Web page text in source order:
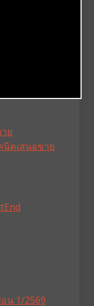
ย
คเสนอขาย
End
น 1/2569